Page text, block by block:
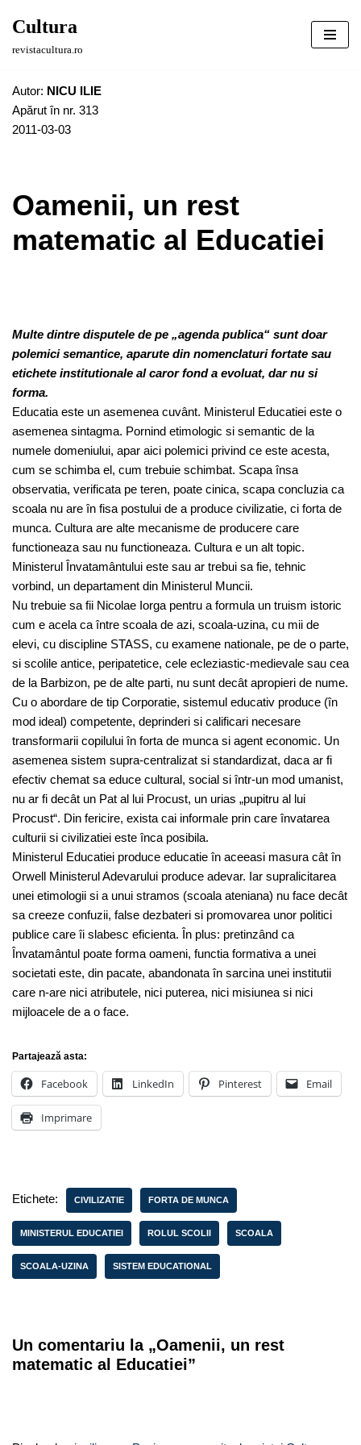
Sari
Cultura
revistacultura.ro
Autor: NICU ILIE
Apărut în nr. 313
2011-03-03
Oamenii, un rest
matematic al Educatiei
Multe dintre disputele de pe „agenda publica“ sunt doar
polemici semantice, aparute din nomenclaturi fortate sau
etichete institutionale al caror fond a evoluat, dar nu si
forma.
Educatia este un asemenea cuvânt. Ministerul Educatiei este o
asemenea sintagma. Pornind etimologic si semantic de la
numele domeniului, apar aici polemici privind ce este acesta,
cum se schimba el, cum trebuie schimbat. Scapa însa
observatia, verificata pe teren, poate cinica, scapa concluzia ca
scoala nu are în fisa postului de a produce civilizatie, ci forta de
munca. Cultura are alte mecanisme de producere care
functioneaza sau nu functioneaza. Cultura e un alt topic.
Ministerul Învatamântului este sau ar trebui sa fie, tehnic
vorbind, un departament din Ministerul Muncii.
Nu trebuie sa fii Nicolae Iorga pentru a formula un truism istoric
cum e acela ca între scoala de azi, scoala-uzina, cu mii de
elevi, cu discipline STASS, cu examene nationale, pe de o parte,
si scolile antice, peripatetice, cele ecleziastic-medievale sau cea
de la Barbizon, pe de alte parti, nu sunt decât apropieri de nume.
Cu o abordare de tip Corporatie, sistemul educativ produce (în
mod ideal) competente, deprinderi si calificari necesare
transformarii copilului în forta de munca si agent economic. Un
asemenea sistem supra-centralizat si standardizat, daca ar fi
efectiv chemat sa educe cultural, social si într-un mod umanist,
nu ar fi decât un Pat al lui Procust, un urias „pupitru al lui
Procust“. Din fericire, exista cai informale prin care învatarea
culturii si civilizatiei este înca posibila.
Ministerul Educatiei produce educatie în aceeasi masura cât în
Orwell Ministerul Adevarului produce adevar. Iar supralicitarea
unei etimologii si a unui stramos (scoala ateniana) nu face decât
sa creeze confuzii, false dezbateri si promovarea unor politici
publice care îi slabesc eficienta. În plus: pretinzând ca
Învatamântul poate forma oameni, functia formativa a unei
societati este, din pacate, abandonata în sarcina unei institutii
care n-are nici atributele, nici puterea, nici misiunea si nici
mijloacele de a o face.
Partajează asta:
Facebook LinkedIn Pinterest Email
Imprimare
Etichete: CIVILIZATIE FORTA DE MUNCA
MINISTERUL EDUCATIEI ROLUL SCOLII SCOALA
SCOALA-UZINA SISTEM EDUCATIONAL
Un comentariu la „Oamenii, un rest
matematic al Educatiei”